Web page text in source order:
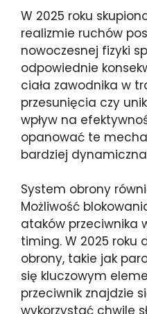
W 2025 roku
realizmie ruchów
nowoczesnej fizyki
odpowiednie
ciała zawodnika w
przesunięcia czy
wpływ na
opanować te
bardziej
System obrony
Możliwość
ataków przeciwnika
timing. W 2025 roku
obrony, takie jak
się kluczowym
przeciwnik znajdzie
wykorzystać chwile